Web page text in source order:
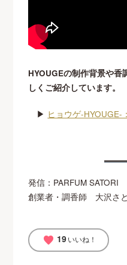
HYOUGEの制作背景や
しくご紹介しています。
▶ ヒョウゲ-HYOUGE-
発信：PARFUM SATORI
創業者・調香師 大沢さ
favorite 19いいね！